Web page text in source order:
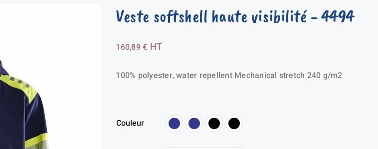
Veste softshell haute visibilité- 4494
160,89€ HT
100% polyester, water repellent Mechanical stretch 240 g/m2
Couleur